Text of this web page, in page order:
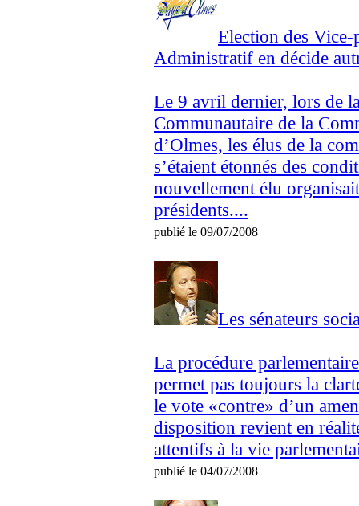
Election des
Administratif en décide
Le 9 avril dernier, lors de
Communautaire de la
d’Olmes, les élus de la
s’étaient étonnés des
nouvellement élu
présidents....
publié le 09/07/2008
Les sénateurs
La procédure
permet pas toujours la
le vote «contre» d’un
disposition revient en
attentifs à la vie
publié le 04/07/2008